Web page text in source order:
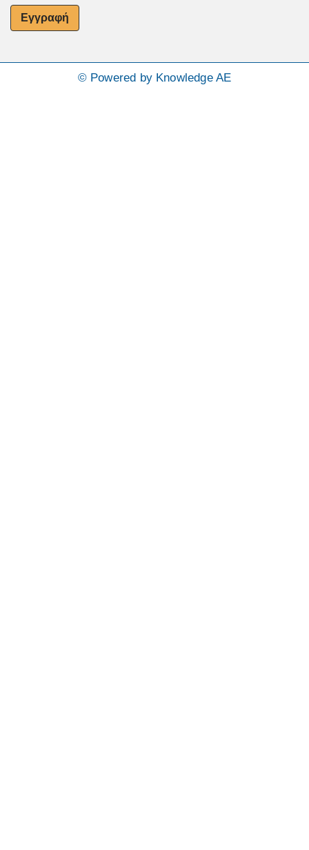
Εγγραφή
© Powered by Knowledge AE